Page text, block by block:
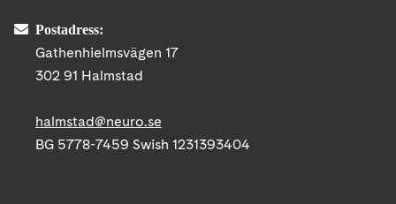
Postadress:
Gathenhielmsvägen 17
302 91 Halmstad
halmstad@neuro.se
BG 5778-7459 Swish 1231393404